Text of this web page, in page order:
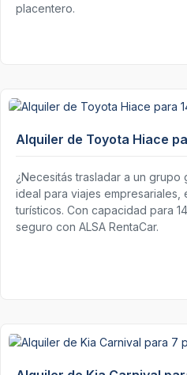
placentero.
Alquiler de Toyota Hiace
¿Necesitás trasladar a un grupo
ideal para viajes empresariales,
turísticos. Con capacidad para
seguro con ALSA RentaCar.